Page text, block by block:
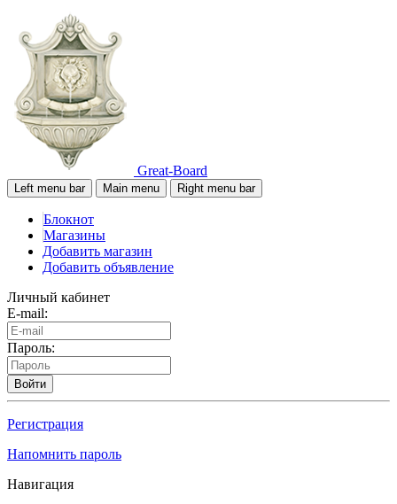
Great-Board
Left menu bar Main menu Right menu bar
Блокнот
Магазины
Добавить магазин
Добавить объявление
Личный кабинет
E-mail:
Пароль:
Войти
Регистрация
Напомнить пароль
Навигация